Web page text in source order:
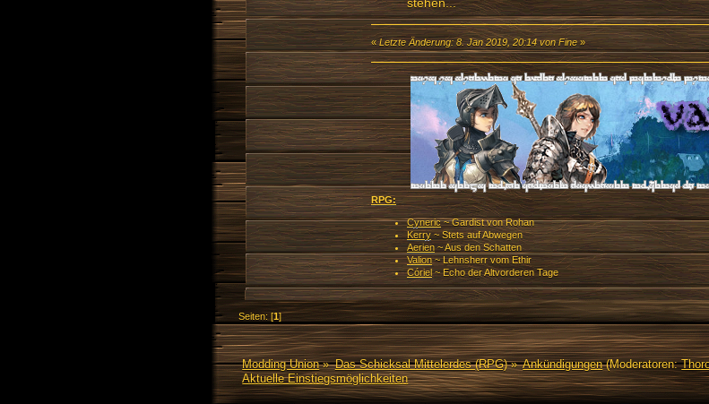
stehen...
«Letzte Änderung: 8. Jan 2019, 20:14 von Fine»
RPG:
Cyneric~ Gardist von Rohan
Kerry~ Stets auf Abwegen
Aerien~ Aus den Schatten
Valion~ Lehnsherr vom Ethir
Córiel~ Echo der Altvorderen Tage
Seiten: [1]
Modding Union» Das Schicksal Mittelerdes (RPG)» Ankündigungen(Moderatoren:
Aktuelle Einstiegsmöglichkeiten